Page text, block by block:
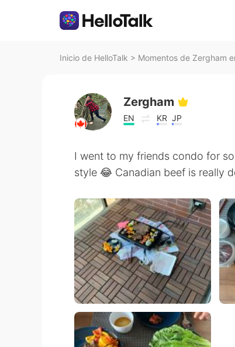
Inicio de HelloTalk > Momentos de Zergham
Zergham
EN KR JP
I went to my friends condo for
style 😂 Canadian beef is really